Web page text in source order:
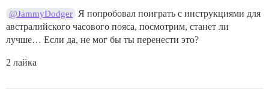
@JammyDodger
Я попробовал поиграть с инструкциями для
австралийского часового пояса, посмотрим, станет ли
лучше… Если да, не мог бы ты перенести это?
2 лайка